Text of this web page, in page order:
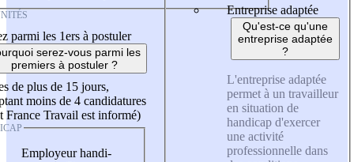
parmi les 1ers à postuler
serez-vous parmi les
premiers à postuler ?
de plus de 15 jours,
moins de 4 candidatures
France Travail est informé)
Employeur handi-
Entreprise adaptée
Qu'est-ce qu'une
entreprise adaptée
?
L'entreprise adaptée
permet à un travailleur
en situation de
handicap d'exercer
une activité
professionnelle dans